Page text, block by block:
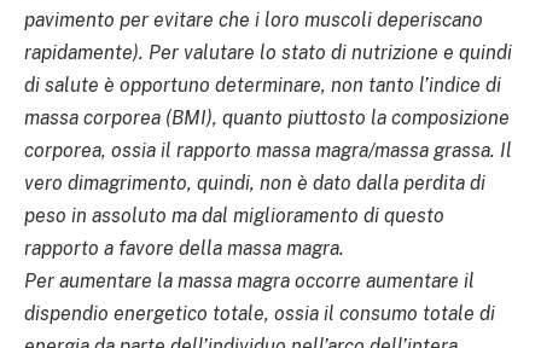
pavimento per evitare che i loro muscoli deperiscano
rapidamente). Per valutare lo stato di nutrizione e quindi
di salute è opportuno determinare, non tanto l’indice di
massa corporea (BMI), quanto piuttosto la composizione
corporea, ossia il rapporto massa magra/massa grassa. Il
vero dimagrimento, quindi, non è dato dalla perdita di
peso in assoluto ma dal miglioramento di questo
rapporto a favore della massa magra.
Per aumentare la massa magra occorre aumentare il
dispendio energetico totale, ossia il consumo totale di